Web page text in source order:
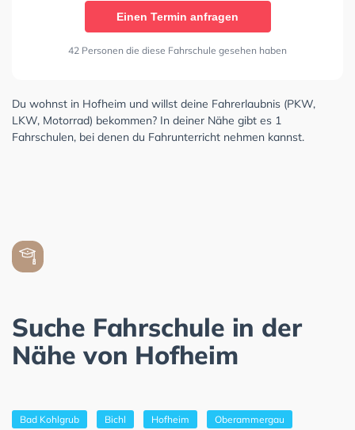
Einen Termin anfragen
42 Personen die diese Fahrschule gesehen haben
Du wohnst in Hofheim und willst deine Fahrerlaubnis (PKW,
LKW, Motorrad) bekommen? In deiner Nähe gibt es 1
Fahrschulen, bei denen du Fahrunterricht nehmen kannst.
Suche Fahrschule in der
Nähe von Hofheim
Bad Kohlgrub Bichl Hofheim Oberammergau